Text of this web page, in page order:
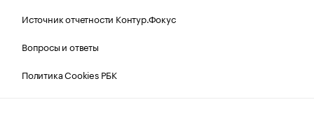
Источник отчетности Контур.Фокус
Вопросы и ответы
Политика Cookies РБК